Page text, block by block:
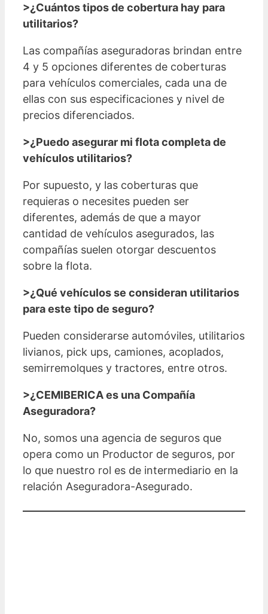
>¿Cuántos tipos de cobertura hay para
utilitarios?
Las compañías aseguradoras brindan entre
4 y 5 opciones diferentes de coberturas
para vehículos comerciales, cada una de
ellas con sus especificaciones y nivel de
precios diferenciados.
>¿Puedo asegurar mi flota completa de
vehículos utilitarios?
Por supuesto, y las coberturas que
requieras o necesites pueden ser
diferentes, además de que a mayor
cantidad de vehículos asegurados, las
compañías suelen otorgar descuentos
sobre la flota.
>¿Qué vehículos se consideran utilitarios
para este tipo de seguro?
Pueden considerarse automóviles, utilitarios
livianos, pick ups, camiones, acoplados,
semirremolques y tractores, entre otros.
>¿CEMIBERICA es una Compañía
Aseguradora?
No, somos una agencia de seguros que
opera como un Productor de seguros, por
lo que nuestro rol es de intermediario en la
relación Aseguradora-Asegurado.